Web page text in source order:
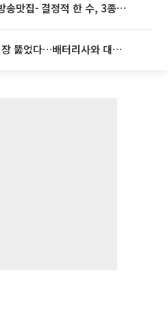
'2TV 생생정보' 오늘방송맛집- 결정적 한 수, 3종 메밀면! 메밀 소바 맛집 '의○○○○'
포스코퓨처엠, LFP 시장 뚫었다…배터리사와 대규모 장기 공급 합의